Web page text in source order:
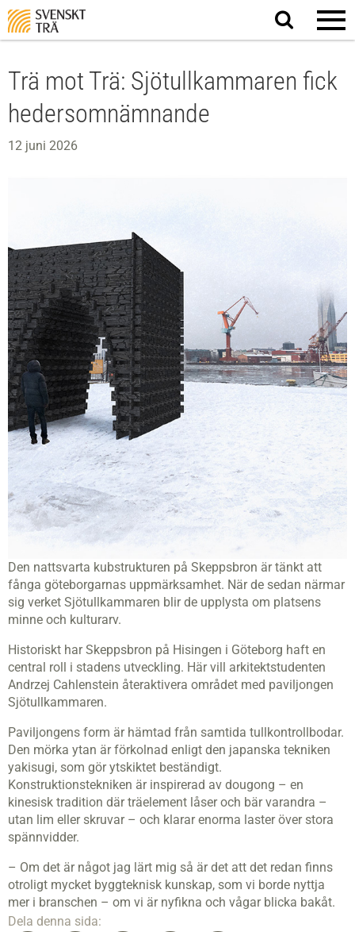
Sök
på
Trä mot Trä: Sjötullkammaren fick
hedersomnämnande
12 juni 2026
Den nattsvarta kubstrukturen på Skeppsbron är tänkt att
fånga göteborgarnas uppmärksamhet. När de sedan närmar
sig verket Sjötullkammaren blir de upplysta om platsens
minne och kulturarv.
Historiskt har Skeppsbron på Hisingen i Göteborg haft en
central roll i stadens utveckling. Här vill arkitektstudenten
Andrzej Cahlenstein återaktivera området med paviljongen
Sjötullkammaren.
Paviljongens form är hämtad från samtida tullkontrollbodar.
Den mörka ytan är förkolnad enligt den japanska tekniken
yakisugi, som gör ytskiktet beständigt.
Konstruktionstekniken är inspirerad av dougong – en
kinesisk tradition där träelement låser och bär varandra –
utan lim eller skruvar – och klarar enorma laster över stora
spännvidder.
– Om det är något jag lärt mig så är det att det redan finns
otroligt mycket byggteknisk kunskap, som vi borde nyttja
mer i branschen – om vi är nyfikna och vågar blicka bakåt.
Dela denna sida: